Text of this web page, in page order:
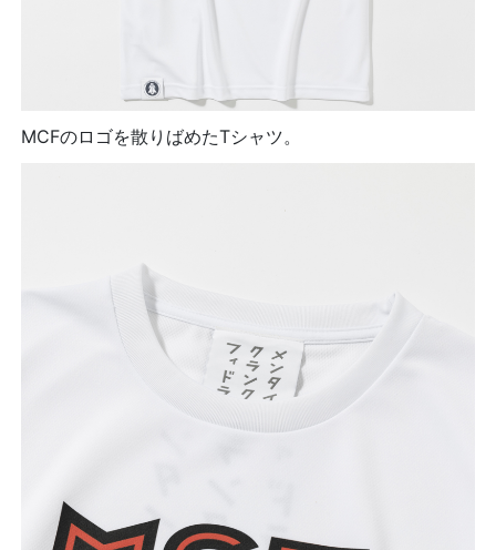
MCFのロゴを散りばめたTシャツ。